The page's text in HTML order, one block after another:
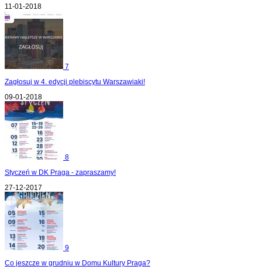
11-01-2018
7
Zagłosuj w 4. edycji plebiscytu Warszawiaki!
09-01-2018
8
Styczeń w DK Praga - zapraszamy!
27-12-2017
9
Co jeszcze w grudniu w Domu Kultury Praga?